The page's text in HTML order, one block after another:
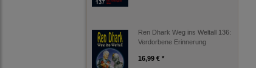
Ren Dhark Weg ins Weltall 136:
Verdorbene Erinnerung
16,99 € *